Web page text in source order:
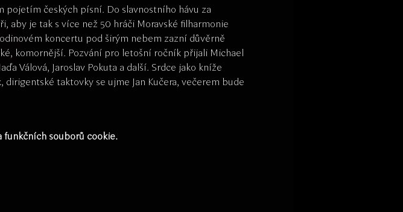
pojetím českých písní. Do slavnostního hávu za
je tak s více než 50 hráči Moravské filharmonie
koncertu pod širým nebem zazní důvěrně
komornější. Pozvání pro letošní ročník přijali Michael
Válová, Jaroslav Pokuta a další. Srdce jako kníže
taktovky se ujme Jan Kučera, večerem bude
funkčních souborů cookie.